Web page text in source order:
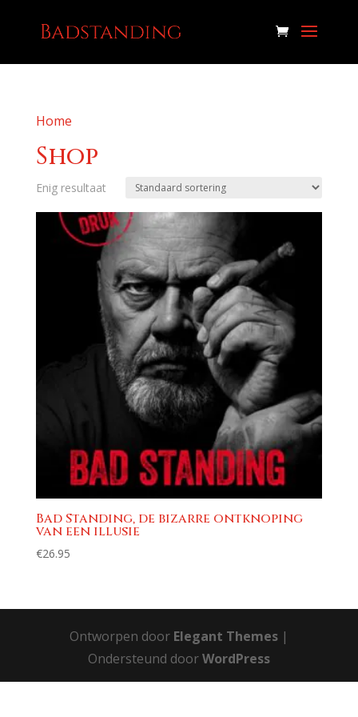
Home
Shop
Enig resultaat
Bad Standing, de bizarre ontknoping
van een illusie
€26.95
Ontworpen door Elegant Themes|
Ondersteund doorWordPress